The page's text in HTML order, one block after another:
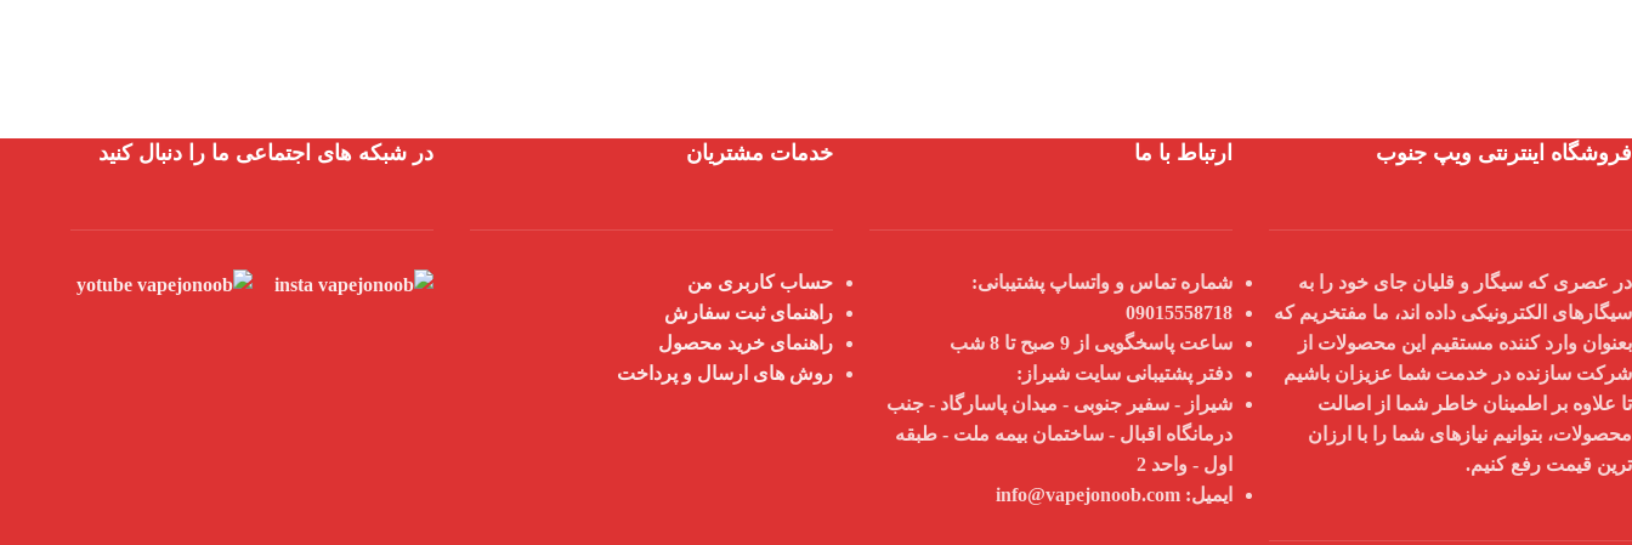
فروشگاه اینترنتی ویپ جنوب
در عصری که سیگار و قلیان جای خود را به
سیگارهای الکترونیکی داده اند، ما مفتخریم که
بعنوان وارد کننده مستقیم این محصولات از
شرکت سازنده در خدمت شما عزیزان باشیم
تا علاوه بر اطمینان خاطر شما از
اصالت
محصولات، بتوانیم نیازهای شما را با ارزان
ترین قیمت رفع کنیم.
ارتباط با ما
شماره تماس و واتساپ پشتیبانی:
09015558718
ساعت پاسخگویی از 9 صبح تا 8 شب
دفتر پشتیبانی سایت شیراز:
شیراز - سفیر جنوبی - میدان پاسارگاد - جنب
درمانگاه اقبال - ساختمان بیمه ملت - طبقه
اول - واحد 2
ایمیل:
خدمات مشتریان
حساب کاربری من
راهنمای ثبت سفارش
راهنمای خرید محصول
روش های ارسال و پرداخت
در شبکه های اجتماعی ما را دنبال کنید